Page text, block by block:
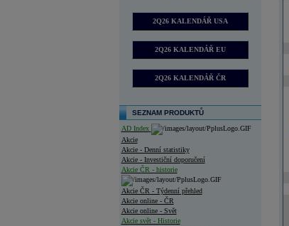
2Q26 KALENDÁŘ USA
2Q26 KALENDÁŘ EU
2Q26 KALENDÁŘ ČR
SEZNAM PRODUKTŮ
AD Index
Akcie
Akcie - Denní statistiky
Akcie - Investiční doporučení
Akcie ČR - historie
Akcie ČR - Týdenní přehled
Akcie online - ČR
Akcie online - Svět
Akcie svět - Historie